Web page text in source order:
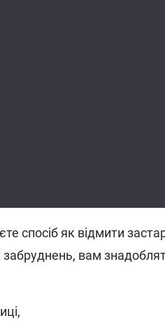
спосіб як відмити
вам